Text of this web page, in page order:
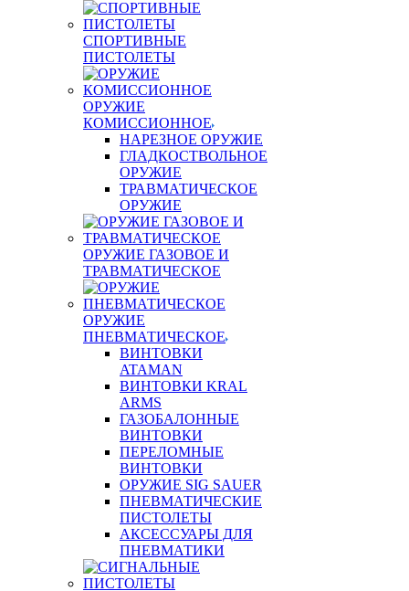
СПОРТИВНЫЕ
ПИСТОЛЕТЫ
ОРУЖИЕ
КОМИССИОННОЕ
НАРЕЗНОЕ ОРУЖИЕ
ГЛАДКОСТВОЛЬНОЕ
ОРУЖИЕ
ТРАВМАТИЧЕСКОЕ
ОРУЖИЕ
ОРУЖИЕ ГАЗОВОЕ И
ТРАВМАТИЧЕСКОЕ
ОРУЖИЕ
ПНЕВМАТИЧЕСКОЕ
ВИНТОВКИ
ATAMAN
ВИНТОВКИ KRAL
ARMS
ГАЗОБАЛОННЫЕ
ВИНТОВКИ
ПЕРЕЛОМНЫЕ
ВИНТОВКИ
ОРУЖИЕ SIG SAUER
ПНЕВМАТИЧЕСКИЕ
ПИСТОЛЕТЫ
АКСЕССУАРЫ ДЛЯ
ПНЕВМАТИКИ